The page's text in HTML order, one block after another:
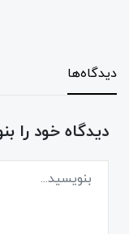
دیدگاه‌ها
دیدگاه خود را